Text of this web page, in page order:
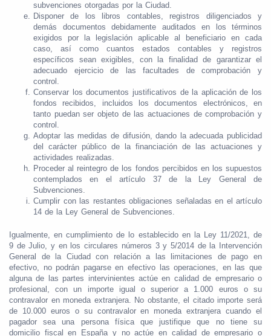
subvenciones otorgadas por la Ciudad.
Disponer de los libros contables, registros diligenciados y
demás documentos debidamente auditados en los términos
exigidos por la legislación aplicable al beneficiario en cada
caso, así como cuantos estados contables y registros
específicos sean exigibles, con la finalidad de garantizar el
adecuado ejercicio de las facultades de comprobación y
control.
Conservar los documentos justificativos de la aplicación de los
fondos recibidos, incluidos los documentos electrónicos, en
tanto puedan ser objeto de las actuaciones de comprobación y
control.
Adoptar las medidas de difusión, dando la adecuada publicidad
del carácter público de la financiación de las actuaciones y
actividades realizadas.
Proceder al reintegro de los fondos percibidos en los supuestos
contemplados en el artículo 37 de la Ley General de
Subvenciones.
Cumplir con las restantes obligaciones señaladas en el artículo
14 de la Ley General de Subvenciones.
Igualmente, en cumplimiento de lo establecido en la Ley 11/2021, de
9 de Julio, y en los circulares números 3 y 5/2014 de la Intervención
General de la Ciudad con relación a las limitaciones de pago en
efectivo, no podrán pagarse en efectivo las operaciones, en las que
alguna de las partes intervinientes actúe en calidad de empresario o
profesional, con un importe igual o superior a 1.000 euros o su
contravalor en moneda extranjera. No obstante, el citado importe será
de 10.000 euros o su contravalor en moneda extranjera cuando el
pagador sea una persona física que justifique que no tiene su
domicilio fiscal en España y no actúe en calidad de empresario o